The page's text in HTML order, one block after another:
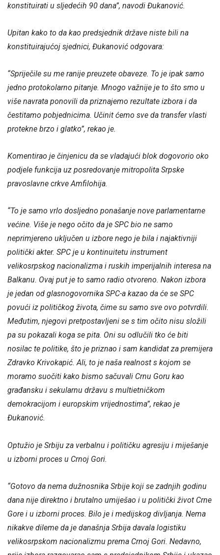
konstituirati u sljedećih 90 dana”, navodi Đukanović.
Upitan kako to da kao predsjednik države niste bili na
konstituirajućoj sjednici, Đukanović odgovara:
“Spriječile su me ranije preuzete obaveze. To je ipak samo
jedno protokolarno pitanje. Mnogo važnije je to što smo u
više navrata ponovili da priznajemo rezultate izbora i da
čestitamo pobjednicima. Učinit ćemo sve da transfer vlasti
protekne brzo i glatko”, rekao je.
Komentirao je činjenicu da se vladajući blok dogovorio oko
podjele funkcija uz posredovanje mitropolita Srpske
pravoslavne crkve Amfilohija.
“To je samo vrlo dosljedno ponašanje nove parlamentarne
većine. Više je nego očito da je SPC bio ne samo
neprimjereno uključen u izbore nego je bila i najaktivniji
politički akter. SPC je u kontinuitetu instrument
velikosrpskog nacionalizma i ruskih imperijalnih interesa na
Balkanu. Ovaj put je to samo radio otvoreno. Nakon izbora
je jedan od glasnogovornika SPC-a kazao da će se SPC
povući iz političkog života, čime su samo sve ovo potvrdili.
Međutim, njegovi pretpostavljeni se s tim očito nisu složili
pa su pokazali koga se pita. Oni su odlučili tko će biti
nosilac te politike, što je priznao i sam kandidat za premijera
Zdravko Krivokapić. Ali, to je naša realnost s kojom se
moramo suočiti kako bismo sačuvali Crnu Goru kao
građansku i sekularnu državu s multietničkom
demokracijom i europskim vrijednostima”, rekao je
Đukanović.
Optužio je Srbiju za verbalnu i političku agresiju i miješanje
u izborni proces u Crnoj Gori.
“Gotovo da nema dužnosnika Srbije koji se zadnjih godinu
dana nije direktno i brutalno umiješao i u politički život Crne
Gore i u izborni proces. Bilo je i medijskog divljanja. Nema
nikakve dileme da je današnja Srbija davala logistiku
velikosrpskom nacionalizmu prema Crnoj Gori. Nedavno,